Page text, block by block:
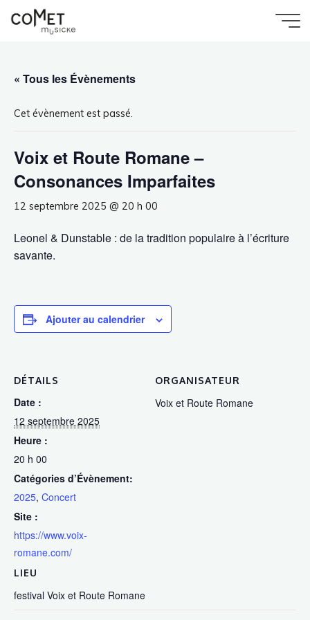
« Tous les Évènements
Cet évènement est passé.
Voix et Route Romane –
Consonances Imparfaites
12 septembre 2025 @ 20 h 00
Leonel & Dunstable : de la tradition populaire à l’écriture
savante.
Ajouter au calendrier
DÉTAILS
Date :
12 septembre 2025
Heure :
20 h 00
Catégories d’Évènement:
2025, Concert
Site :
https://www.voix-
romane.com/
LIEU
festival Voix et Route Romane
ORGANISATEUR
Voix et Route Romane